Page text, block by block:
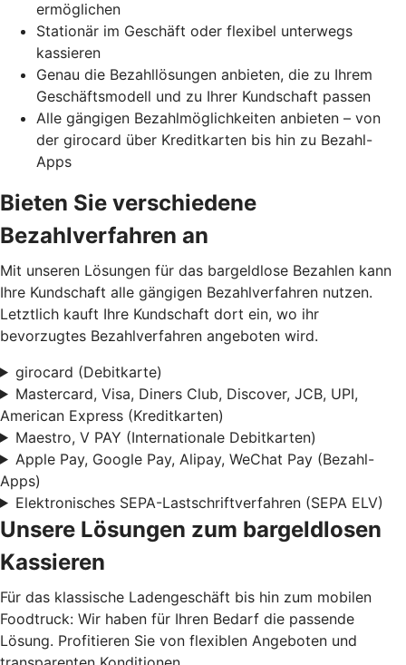
ermöglichen
Stationär im Geschäft oder flexibel unterwegs
kassieren
Genau die Bezahllösungen anbieten, die zu Ihrem
Geschäftsmodell und zu Ihrer Kundschaft passen
Alle gängigen Bezahlmöglichkeiten anbieten – von
der girocard über Kreditkarten bis hin zu Bezahl-
Apps
Bieten Sie verschiedene
Bezahlverfahren an
Mit unseren Lösungen für das bargeldlose Bezahlen kann
Ihre Kundschaft alle gängigen Bezahlverfahren nutzen.
Letztlich kauft Ihre Kundschaft dort ein, wo ihr
bevorzugtes Bezahlverfahren angeboten wird.
girocard (Debitkarte)
Mastercard, Visa, Diners Club, Discover, JCB, UPI,
American Express (Kreditkarten)
Maestro, V PAY (Internationale Debitkarten)
Apple Pay, Google Pay, Alipay, WeChat Pay (Bezahl-
Apps)
Elektronisches SEPA-Lastschriftverfahren (SEPA ELV)
Unsere Lösungen zum bargeldlosen
Kassieren
Für das klassische Ladengeschäft bis hin zum mobilen
Foodtruck: Wir haben für Ihren Bedarf die passende
Lösung. Profitieren Sie von flexiblen Angeboten und